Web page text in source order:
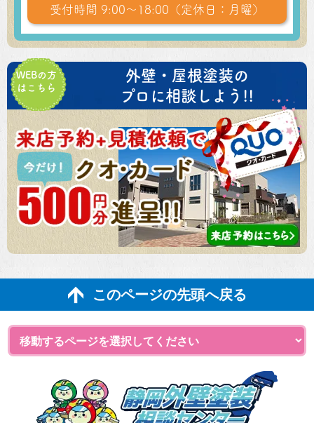
受付時間 9:00～18:00（定休日：月曜）
WEBの方
はこちら
外壁・屋根塗装の
プロに相談しよう!!
このページの先頭へ戻る